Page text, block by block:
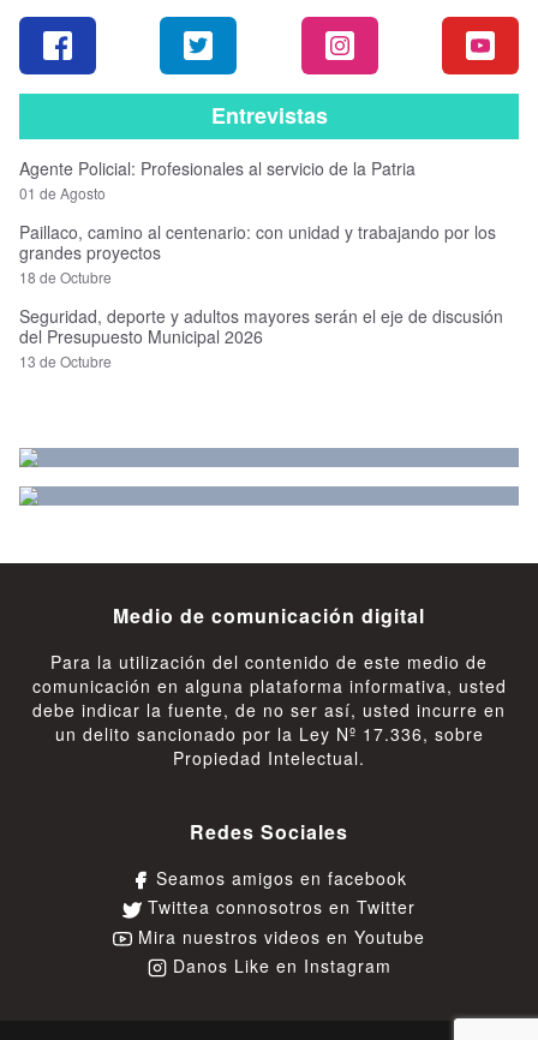
Entrevistas
Agente Policial: Profesionales al servicio de la Patria
01 de Agosto
Paillaco, camino al centenario: con unidad y trabajando por los
grandes proyectos
18 de Octubre
Seguridad, deporte y adultos mayores serán el eje de discusión
del Presupuesto Municipal 2026
13 de Octubre
Medio de comunicación digital
Para la utilización del contenido de este medio de
comunicación en alguna plataforma informativa, usted
debe indicar la fuente, de no ser así, usted incurre en
un delito sancionado por la Ley Nº 17.336, sobre
Propiedad Intelectual.
Redes Sociales
Seamos amigos en facebook
Twittea connosotros en Twitter
Mira nuestros videos en Youtube
Danos Like en Instagram